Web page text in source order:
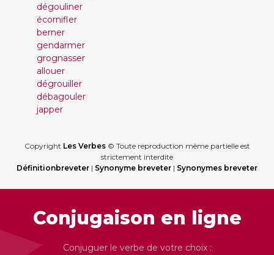
dégouliner
écornifler
berner
gendarmer
grognasser
allouer
dégrouiller
débagouler
japper
Copyright Les Verbes© Toute reproduction même partielle est
strictement interdite
Définitionbreveter | Synonyme breveter | Synonymes breveter
Conjugaison en ligne
Conjuguer le verbe de votre choix :